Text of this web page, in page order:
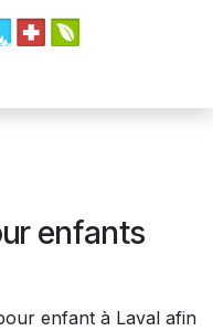
enfants
enfant à Laval afin